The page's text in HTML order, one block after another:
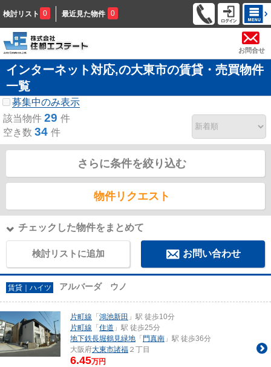
検討リスト 0 最近見た物件 0
お問合せ
インターネット対応,の大東市の賃貸・売買物件
一覧
募集中のみ表示
該当物件 29 件
空き数 34 件
さらに条件を絞り込む
物件リクエスト
チェックした物件をまとめて
検討リストに追加 お問い合わせ
賃貸｜ハイツ アルバーダ ウノ
片町線 「 鴻池新田 」駅 徒歩10分
片町線 「 住道 」駅 徒歩25分
地下鉄長堀鶴見緑地 「 門真南 」駅 徒歩36分
大阪府大東市諸福 ２丁目
6.45万円